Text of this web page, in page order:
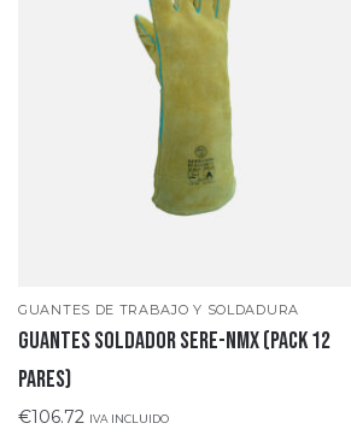
GUANTES DE TRABAJO Y SOLDADURA
GUANTES SOLDADOR SERE-NMX (pack 12
pares)
€106.72 IVA INCLUIDO